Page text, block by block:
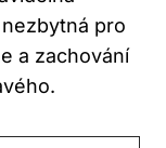
pro
a zachování